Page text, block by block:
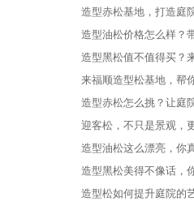
造型赤松基地，打造庭
造型油松价格怎么样？
造型黑松值不值得买？
来福顺造型松基地，帮
造型赤松怎么挑？让庭
迎客松，不只是景观，
造型油松这么漂亮，你
造型黑松美得不像话，
造型松如何提升庭院的